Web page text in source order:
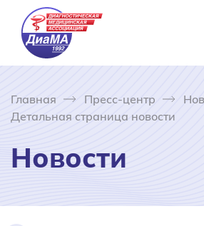
Главная Пресс-центр
Детальная страница новости
Новости